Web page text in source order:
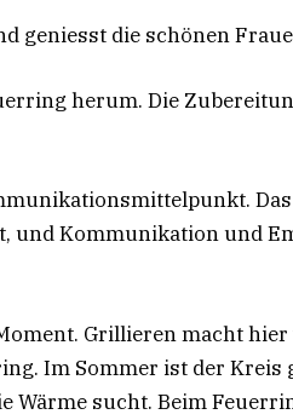
geniesst die schönen
herum. Die
und Kommunikation und
Grillieren macht
Im Sommer ist der Kreis
Wärme sucht. Beim